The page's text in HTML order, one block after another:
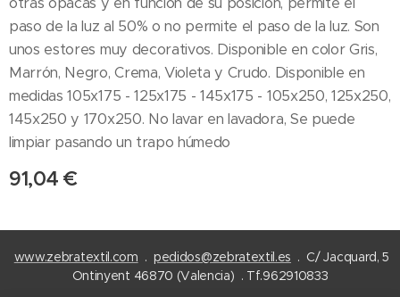
paso de la luz al 50% o no permite el paso de la luz. Son
unos estores muy decorativos. Disponible en color Gris,
Marrón, Negro, Crema, Violeta y Crudo. Disponible en
medidas 105x175 - 125x175 - 145x175 - 105x250, 125x250,
145x250 y 170x250. No lavar en lavadora, Se puede
limpiar pasando un trapo húmedo
91,04 €
www.zebratextil.com .pedidos@zebratextil.es . C/ Jacquard, 5
Ontinyent 46870 (Valencia) . Tf.962910833